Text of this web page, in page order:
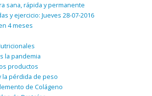
sana, rápida y permanente
y ejercicio: Jueves 28-07-2016
4 meses
la pandemia
productos
la pérdida de peso
de Colágeno